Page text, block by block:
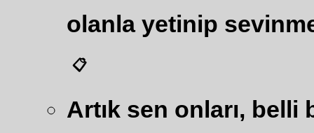
olanla yetinip
📋
Artık sen onları,